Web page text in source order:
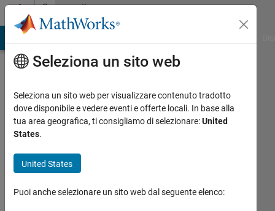
Vai al contenutoCommunity
Profile
yongjun
seen: 6
mesi fa
Followers:
Seleziona un sito web
Seleziona un sito web per visualizzare contenuto tradotto
dove disponibile e vedere eventi e offerte locali. In base alla
tua area geografica, ti consigliamo di selezionare:United
States.
United States
Puoi anche selezionare un sito web dal seguente elenco: